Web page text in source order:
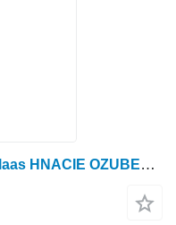
Ozubené koleso prevodovky Claas HNACIE OZUBENÉ ČASŤ Lexion 580 0007703350 (Rozdeľovacie ozubené koleso) na obilného kombajna Claas Lexion 580